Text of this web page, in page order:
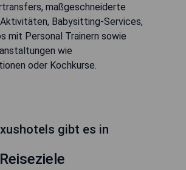
maßgeschneiderte
Babysitting-Services,
mit Personal Trainern sowie
wie
oder Kochkurse.
gibt es in